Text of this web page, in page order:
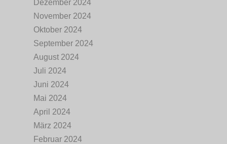
Dezember 2024
November 2024
Oktober 2024
September 2024
August 2024
Juli 2024
Juni 2024
Mai 2024
April 2024
März 2024
Februar 2024